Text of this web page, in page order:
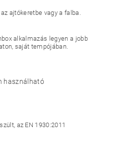
ajtókeretbe vagy a falba.
alkalmazás legyen a jobb
saját tempójában.
használható
az EN 1930:2011